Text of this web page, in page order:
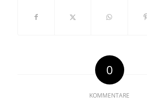
0
KOMMENTARE